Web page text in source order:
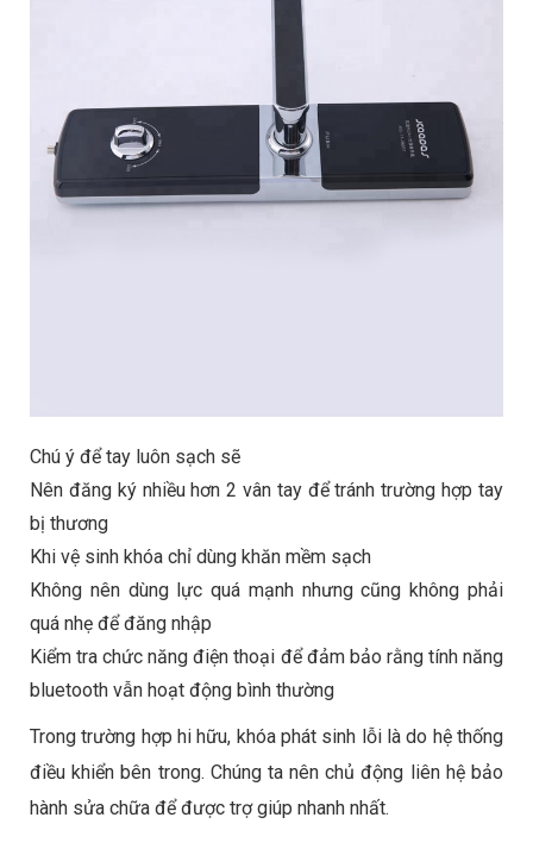
Chú ý để tay luôn sạch sẽ
Nên đăng ký nhiều hơn 2 vân tay để tránh trường hợp tay
bị thương
Khi vệ sinh khóa chỉ dùng khăn mềm sạch
Không nên dùng lực quá mạnh nhưng cũng không phải
quá nhẹ để đăng nhập
Kiểm tra chức năng điện thoại để đảm bảo rằng tính năng
bluetooth vẫn hoạt động bình thường
Trong trường hợp hi hữu, khóa phát sinh lỗi là do hệ thống
điều khiển bên trong. Chúng ta nên chủ động liên hệ bảo
hành sửa chữa để được trợ giúp nhanh nhất.